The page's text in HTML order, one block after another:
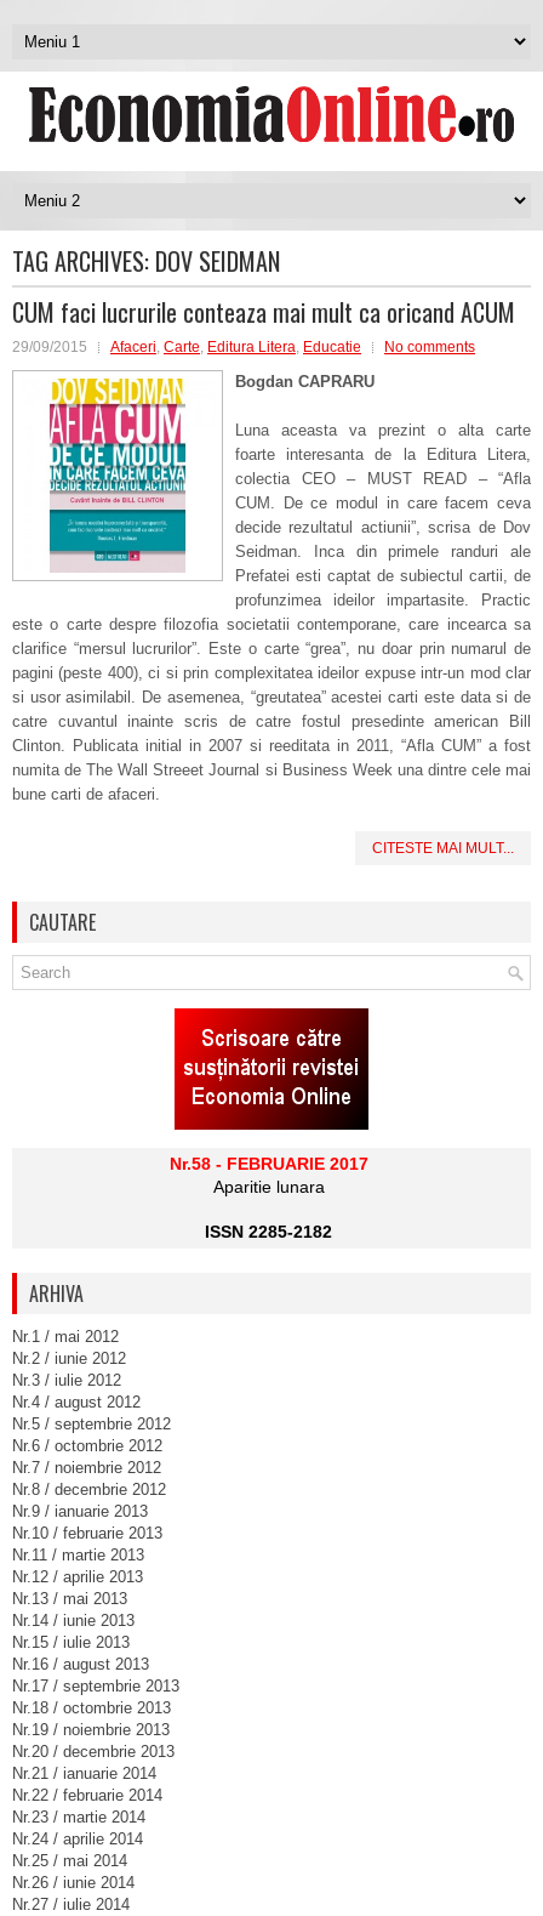
TAG ARCHIVES: DOV SEIDMAN
CUM faci lucrurile conteaza mai mult ca oricand ACUM
29/09/2015 Afaceri, Carte, Editura Litera, Educatie No comments
Bogdan CAPRARU
Luna aceasta va prezint o alta carte
foarte interesanta de la Editura Litera,
colectia CEO – MUST READ – “Afla
CUM. De ce modul in care facem ceva
decide rezultatul actiunii”, scrisa de Dov
Seidman. Inca din primele randuri ale
Prefatei esti captat de subiectul cartii, de
profunzimea ideilor impartasite. Practic
este o carte despre filozofia societatii contemporane, care incearca sa
clarifice “mersul lucrurilor”. Este o carte “grea”, nu doar prin numarul de
pagini (peste 400), ci si prin complexitatea ideilor expuse intr-un mod clar
si usor asimilabil. De asemenea, “greutatea” acestei carti este data si de
catre cuvantul inainte scris de catre fostul presedinte american Bill
Clinton. Publicata initial in 2007 si reeditata in 2011, “Afla CUM” a fost
numita de The Wall Streeet Journal si Business Week una dintre cele mai
bune carti de afaceri.
CITESTE MAI MULT...
CAUTARE
Nr.58 - FEBRUARIE 2017
Aparitie lunara
ISSN 2285-2182
ARHIVA
Nr.1 / mai 2012
Nr.2 / iunie 2012
Nr.3 / iulie 2012
Nr.4 / august 2012
Nr.5 / septembrie 2012
Nr.6 / octombrie 2012
Nr.7 / noiembrie 2012
Nr.8 / decembrie 2012
Nr.9 / ianuarie 2013
Nr.10 / februarie 2013
Nr.11 / martie 2013
Nr.12 / aprilie 2013
Nr.13 / mai 2013
Nr.14 / iunie 2013
Nr.15 / iulie 2013
Nr.16 / august 2013
Nr.17 / septembrie 2013
Nr.18 / octombrie 2013
Nr.19 / noiembrie 2013
Nr.20 / decembrie 2013
Nr.21 / ianuarie 2014
Nr.22 / februarie 2014
Nr.23 / martie 2014
Nr.24 / aprilie 2014
Nr.25 / mai 2014
Nr.26 / iunie 2014
Nr.27 / iulie 2014